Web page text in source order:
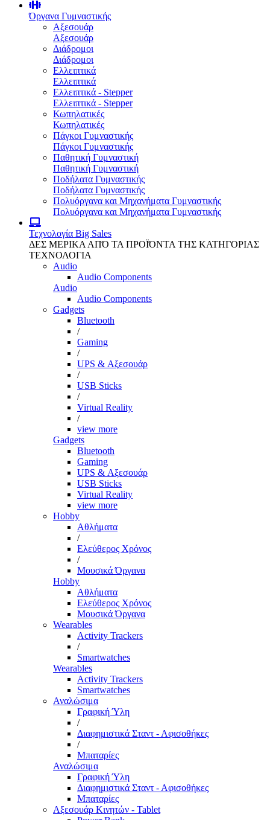
Όργανα Γυμναστικής
Αξεσουάρ
Αξεσουάρ
Διάδρομοι
Διάδρομοι
Ελλειπτικά
Ελλειπτικά
Ελλειπτικά - Stepper
Ελλειπτικά - Stepper
Κωπηλατικές
Κωπηλατικές
Πάγκοι Γυμναστικής
Πάγκοι Γυμναστικής
Παθητική Γυμναστική
Παθητική Γυμναστική
Ποδήλατα Γυμναστικής
Ποδήλατα Γυμναστικής
Πολυόργανα και Μηχανήματα Γυμναστικής
Πολυόργανα και Μηχανήματα Γυμναστικής
Τεχνολογία Big Sales
ΔΕΣ ΜΕΡΙΚΑ ΑΠΌ ΤΑ ΠΡΟΪΌΝΤΑ ΤΗΣ ΚΑΤΗΓΟΡΙΑΣ
ΤΕΧΝΟΛΟΓΙΑ
Audio
Audio Components
Audio
Audio Components
Gadgets
Bluetooth
/
Gaming
/
UPS & Αξεσουάρ
/
USB Sticks
/
Virtual Reality
/
view more
Gadgets
Bluetooth
Gaming
UPS & Αξεσουάρ
USB Sticks
Virtual Reality
view more
Hobby
Αθλήματα
/
Ελεύθερος Χρόνος
/
Μουσικά Όργανα
Hobby
Αθλήματα
Ελεύθερος Χρόνος
Μουσικά Όργανα
Wearables
Activity Trackers
/
Smartwatches
Wearables
Activity Trackers
Smartwatches
Αναλώσιμα
Γραφική Ύλη
/
Διαφημιστικά Σταντ - Αφισοθήκες
/
Μπαταρίες
Αναλώσιμα
Γραφική Ύλη
Διαφημιστικά Σταντ - Αφισοθήκες
Μπαταρίες
Αξεσουάρ Κινητών - Tablet